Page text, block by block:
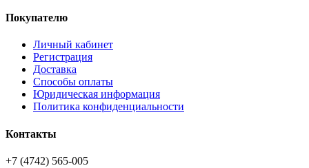
Покупателю
Личный кабинет
Регистрация
Доставка
Способы оплаты
Юридическая информация
Политика конфиденциальности
Контакты
+7 (4742) 565-005